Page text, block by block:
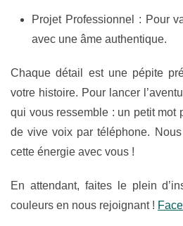
Projet Professionnel : Pour
avec une âme authentique.
Chaque détail est une pépite
votre histoire. Pour lancer
qui vous ressemble : un petit mot
de vive voix par téléphone.
cette énergie avec vous !
En attendant, faites le plein
couleurs en nous rejoignant !